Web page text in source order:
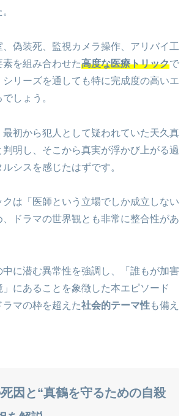
、偽装死、監視カメラ操作、アリバイ工
を組み合わせた高度な医療トリックで
シリーズを通しても特に完成度の高いエ
しょう。
初から犯人として疑われていた天久真
明し、そこから真実が浮かび上がる過
シスを感じたはずです。
クは「医師という立場でしか成立しない
ドラマの世界観とも非常に整合性があ
中に潜む異常性を強調し、「誰もが加害
にあることを象徴した本エピソード
マの枠を超えた社会的テーマ性も備え
因と“真鶴を守るための自殺